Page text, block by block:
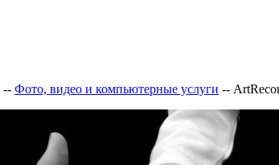
-- Фото, видео и компьютерные услуги --